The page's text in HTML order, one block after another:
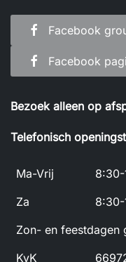
Facebook
Facebook
Bezoek alleen op
Telefonisch
Ma-Vrij
Za
Zon- en feestdagen
KvK